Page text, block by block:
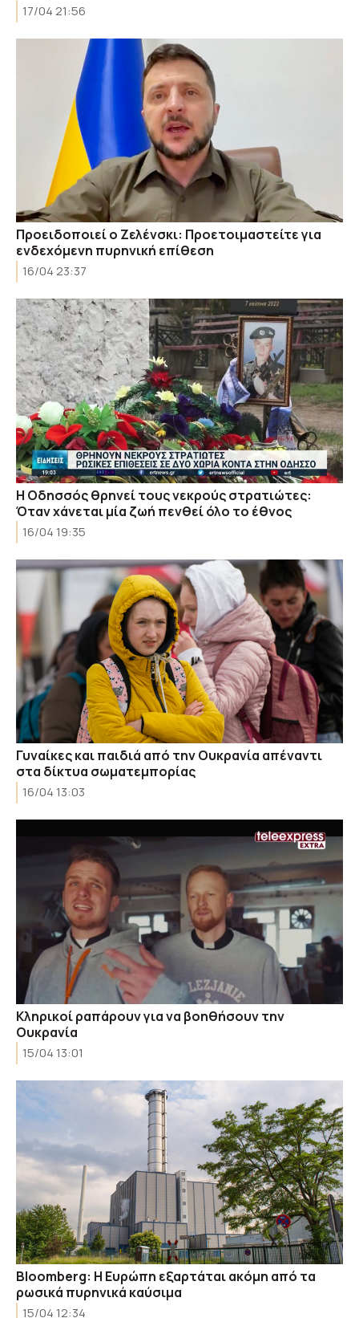
17/04 21:56
Προειδοποιεί ο Ζελένσκι: Προετοιμαστείτε για
ενδεχόμενη πυρηνική επίθεση
16/04 23:37
Η Οδησσός θρηνεί τους νεκρούς στρατιώτες:
Όταν χάνεται μία ζωή πενθεί όλο το έθνος
16/04 19:35
Γυναίκες και παιδιά από την Ουκρανία απέναντι
στα δίκτυα σωματεμπορίας
16/04 13:03
Κληρικοί ραπάρουν για να βοηθήσουν την
Ουκρανία
15/04 13:01
Bloomberg: Η Ευρώπη εξαρτάται ακόμη από τα
ρωσικά πυρηνικά καύσιμα
15/04 12:34